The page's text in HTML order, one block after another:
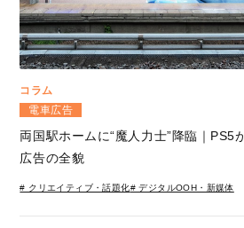
コラム
電車広告
両国駅ホームに“魔人力士”降臨｜PS5
広告の全貌
# クリエイティブ・話題化# デジタルOOH・新媒体